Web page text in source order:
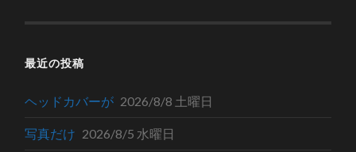
最近の投稿
ヘッドカバーが 2026/8/8 土曜日
写真だけ 2026/8/5 水曜日